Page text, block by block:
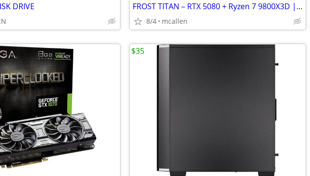
DRIVE FROST TITAN – RTX 5080 + Ryzen 7 9800X3D | 360mm AIO | 32G DDR5
8/4 mcallen
$35